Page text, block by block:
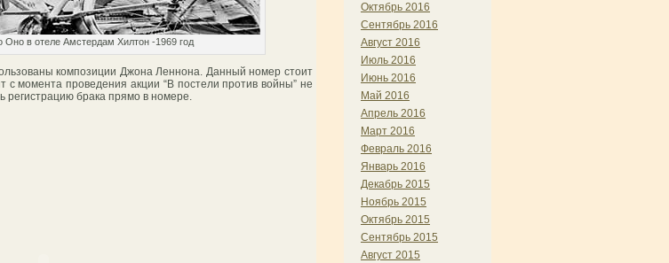
Оно в отеле Амстердам Хилтон -1969 год
композиции Джона Леннона. Данный номер стоит
с момента проведения акции “В постели против войны” не
брака прямо в номере.
Октябрь 2016
Сентябрь 2016
Август 2016
Июль 2016
Июнь 2016
Май 2016
Апрель 2016
Март 2016
Февраль 2016
Январь 2016
Декабрь 2015
Ноябрь 2015
Октябрь 2015
Сентябрь 2015
Август 2015